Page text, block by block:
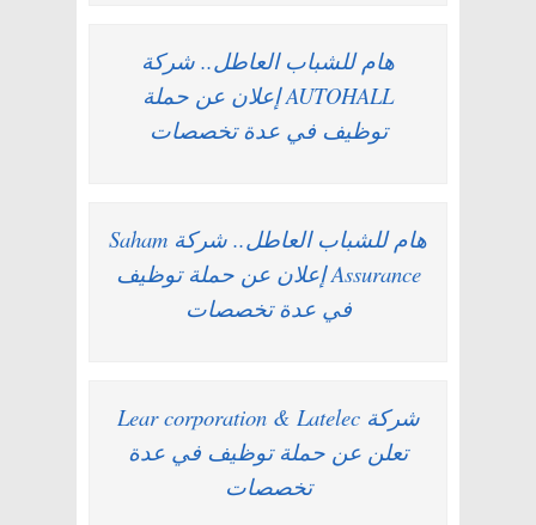
هام للشباب العاطل.. شركة
AUTOHALL إعلان عن حملة
توظيف في عدة تخصصات
هام للشباب العاطل.. شركة Saham
Assurance إعلان عن حملة توظيف
في عدة تخصصات
شركة Lear corporation & Latelec
تعلن عن حملة توظيف في عدة
تخصصات